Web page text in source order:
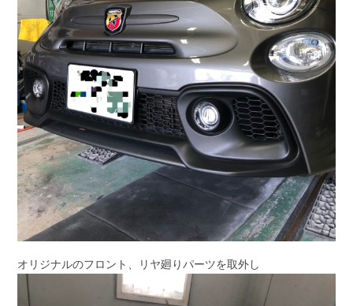
オリジナルのフロント、リヤ廻りパーツを取外し